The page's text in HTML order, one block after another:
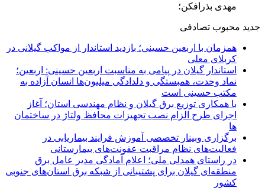
مهدی بذرافکن؛
جدید محبوب تصادفی
همزمان با اربعین حسینی؛ بازدید استاندار از مواکب گیلانی در
کربلای معلی
استاندار گیلان در پیامی به مناسبت اربعین حسینی: اربعین؛
نماد وحدت، همبستگی و دلدادگی میلیون‌ها انسان آزاده به
مکتب حسینی است
با همکاری توزیع برق گیلان و نظام مهندسی استان؛ آغاز
اجرای طرح الزام نصب تجهیزات محافظ ولتاژ در ساختمان
ها
برگزاری وبینار تخصصی آموزش فرایند بیماریابی در
فعالیت‌های نظام مراقبت عفونت‌های بیمارستانی
در راستای همدلی ملی؛ اعلام آمادگی مدیر عامل برق
منطقه‌ای گیلان برای پشتیبانی از شبكه برق استان‌های جنوبی
كشور